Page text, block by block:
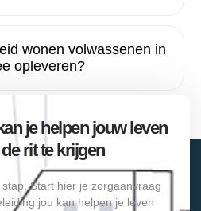
wonen volwassenen in
opleveren?
je helpen jouw leven
rit te krijgen
Start hier je zorgaanvraag
jou kan helpen je leven